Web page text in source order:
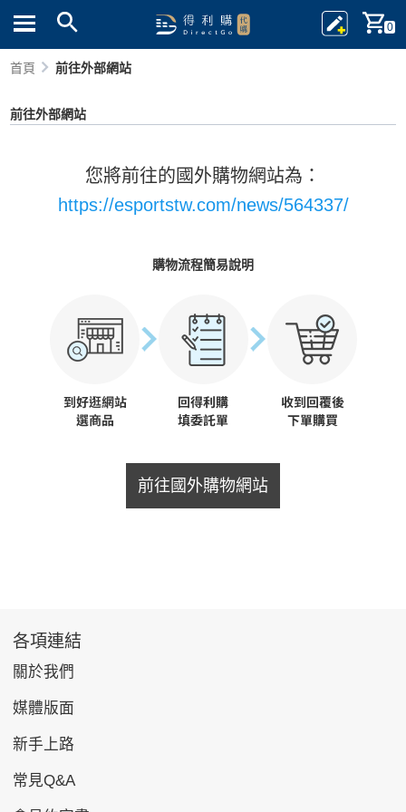
0
首頁 前往外部網站
前往外部網站
您將前往的國外購物網站為：
https://esportstw.com/news/564337/
購物流程簡易說明
前往國外購物網站
各項連結
關於我們
媒體版面
新手上路
常見Q&A